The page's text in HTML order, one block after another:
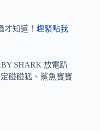
知道！ 趕緊點我